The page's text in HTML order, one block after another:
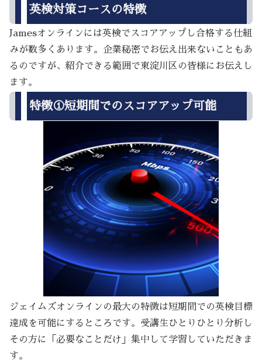
英検対策コースの特徴
Jamesオンラインには英検でスコアアップし合格する仕組
みが数多くあります。企業秘密でお伝え出来ないこともあ
るのですが、紹介できる範囲で東淀川区の皆様にお伝えし
ます。
特徴①短期間でのスコアアップ可能
ジェイムズオンラインの最大の特徴は短期間での英検目標
達成を可能にするところです。受講生ひとりひとり分析し
その方に「必要なことだけ」集中して学習していただきま
す。